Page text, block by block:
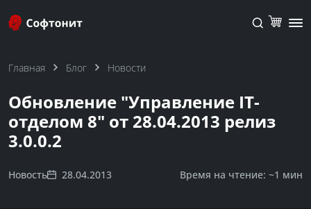
Главная Блог Новости
Обновление "Управление IT-
отделом 8" от 28.04.2013 релиз
3.0.0.2
Новость 28.04.2013 Время на чтение: ~1 мин